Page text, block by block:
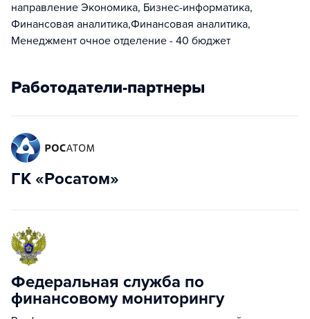
направление Экономика, Бизнес-информатика,
Финансовая аналитика,Финансовая аналитика,
Менеджмент очное отделение - 40 бюджет
Работодатели-партнеры
ГК «Росатом»
Федеральная служба по
финансовому мониторингу